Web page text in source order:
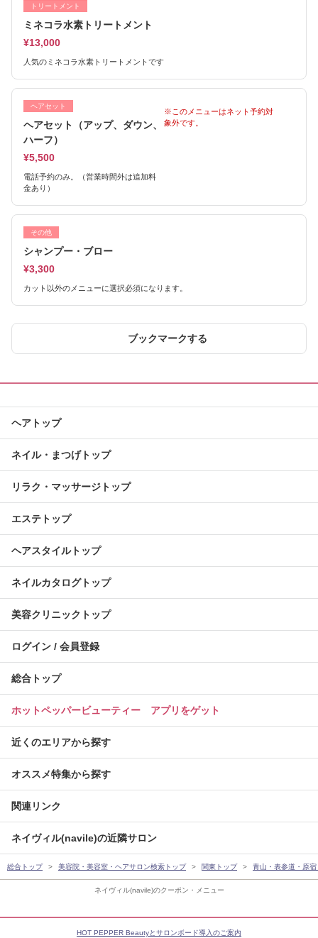
ネイヴィル(navile)のクーポン・メニュー
トリートメント
ミネコラ水素トリートメント
¥13,000
人気のミネコラ水素トリートメントです
ヘアセット
ヘアセット（アップ、ダウン、
ハーフ）
¥5,500
電話予約のみ。（営業時間外は追加料
金あり）
※このメニューはネット予約対
象外です。
その他
シャンプー・ブロー
¥3,300
カット以外のメニューに選択必須になります。
ブックマークする
ヘアトップ
ネイル・まつげトップ
リラク・マッサージトップ
エステトップ
ヘアスタイルトップ
ネイルカタログトップ
美容クリニックトップ
ログイン / 会員登録
総合トップ
ホットペッパービューティー アプリをゲット
近くのエリアから探す
オススメ特集から探す
関連リンク
ネイヴィル(navile)の近隣サロン
総合トップ 美容院・美容室・ヘアサロン検索トップ 関東トップ 青山・表参道・原宿
HOT PEPPER Beautyとサロンボード導入のご案内